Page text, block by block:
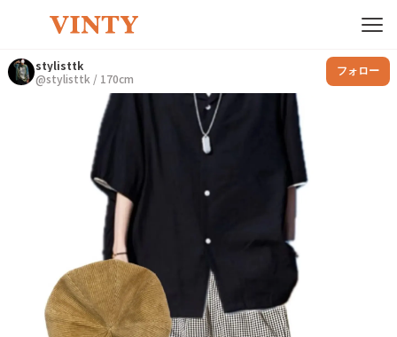
stylisttk
@stylisttk / 170cm フォロー